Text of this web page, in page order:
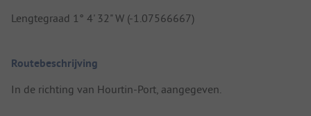
Lengtegraad 1° 4' 32" W (-1.07566667)
Routebeschrijving
In de richting van Hourtin-Port, aangegeven.